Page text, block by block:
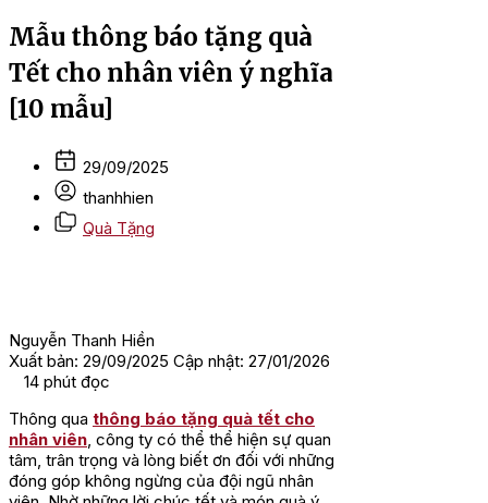
Mẫu thông báo tặng quà
Tết cho nhân viên ý nghĩa
[10 mẫu]
29/09/2025
thanhhien
Quà Tặng
Nguyễn Thanh Hiền
Xuất bản: 29/09/2025 Cập nhật: 27/01/2026
14 phút đọc
Thông qua thông báo tặng quà tết cho
nhân viên, công ty có thể thể hiện sự quan
tâm, trân trọng và lòng biết ơn đối với những
đóng góp không ngừng của đội ngũ nhân